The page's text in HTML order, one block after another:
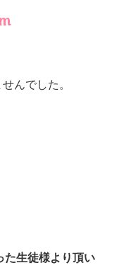
んでした。
た生徒様より頂い